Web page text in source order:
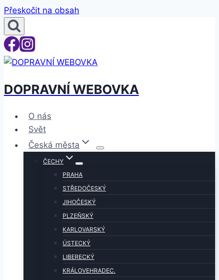
Přeskočit na obsah
DOPRAVNÍ WEBOVKA
O nás
Svět
Česká města
ČECHY
PRAHA
STŘEDOČESKÝ
JIHOČESKÝ
PLZEŇSKÝ
KARLOVARSKÝ
ÚSTECKÝ
LIBERECKÝ
KRÁLOVEHRADEC.